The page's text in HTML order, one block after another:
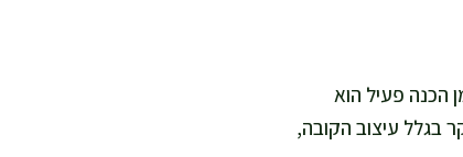
הכנה פעיל הוא
בעיקר בגלל עיצוב הקובה,